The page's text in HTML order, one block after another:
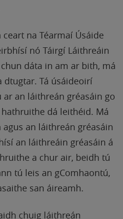
na Téarmaí Úsáide
nó Táirgí Láithreáin
dáta in am ar bith, má
Tá úsáideoirí
an láithreán gréasáin go
dá leithéid. Má
an láithreán gréasáin
an láithreáin gréasáin á
a chur air, beidh tú
tú leis an gComhaontú,
san áireamh.
chuig láithreán